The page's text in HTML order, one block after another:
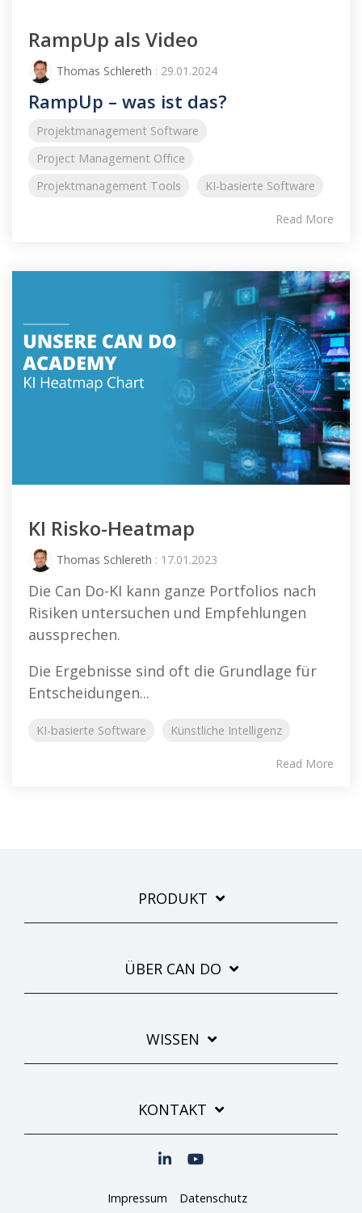
RampUp als Video
Thomas Schlereth : 29.01.2024
RampUp – was ist das?
Projektmanagement Software
Project Management Office
Projektmanagement Tools
KI-basierte Software
Read More
KI Risko-Heatmap
Thomas Schlereth : 17.01.2023
Die Can Do-KI kann ganze Portfolios nach
Risiken untersuchen und Empfehlungen
aussprechen.
Die Ergebnisse sind oft die Grundlage für
Entscheidungen...
KI-basierte Software Künstliche Intelligenz
Read More
PRODUKT
ÜBER CAN DO
WISSEN
KONTAKT
Impressum Datenschutz